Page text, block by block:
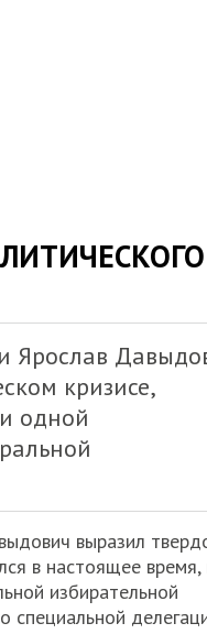
Ярослав
кризисе,
одной
выразил
в настоящее время,
избирательной
специальной